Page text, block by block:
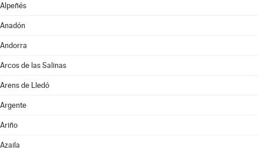
Alpeñés
Anadón
Andorra
Arcos de las Salinas
Arens de Lledó
Argente
Ariño
Azaila